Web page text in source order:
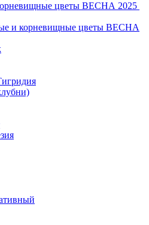
цветы ВЕСНА 2025
и корневищные цветы ВЕСНА